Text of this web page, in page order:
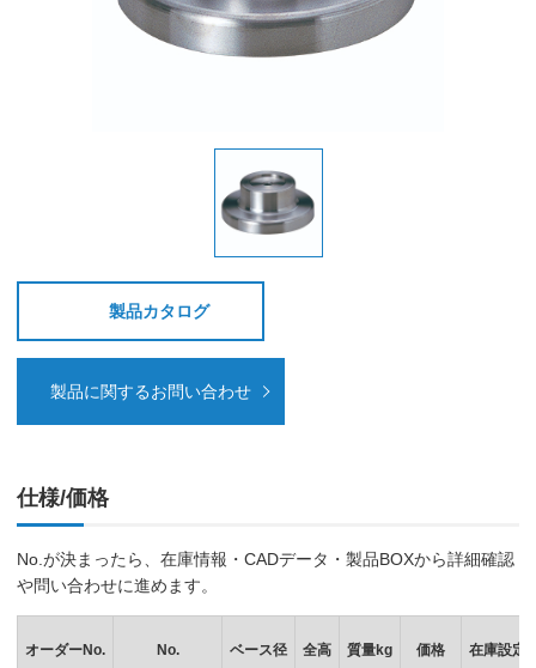
製品カタログ
製品に関するお問い合わせ
仕様/価格
No.が決まったら、在庫情報・CADデータ・製品BOXから詳細確認
や問い合わせに進めます。
オーダーNo. No. ベース径 全高 質量kg 価格 在庫設定